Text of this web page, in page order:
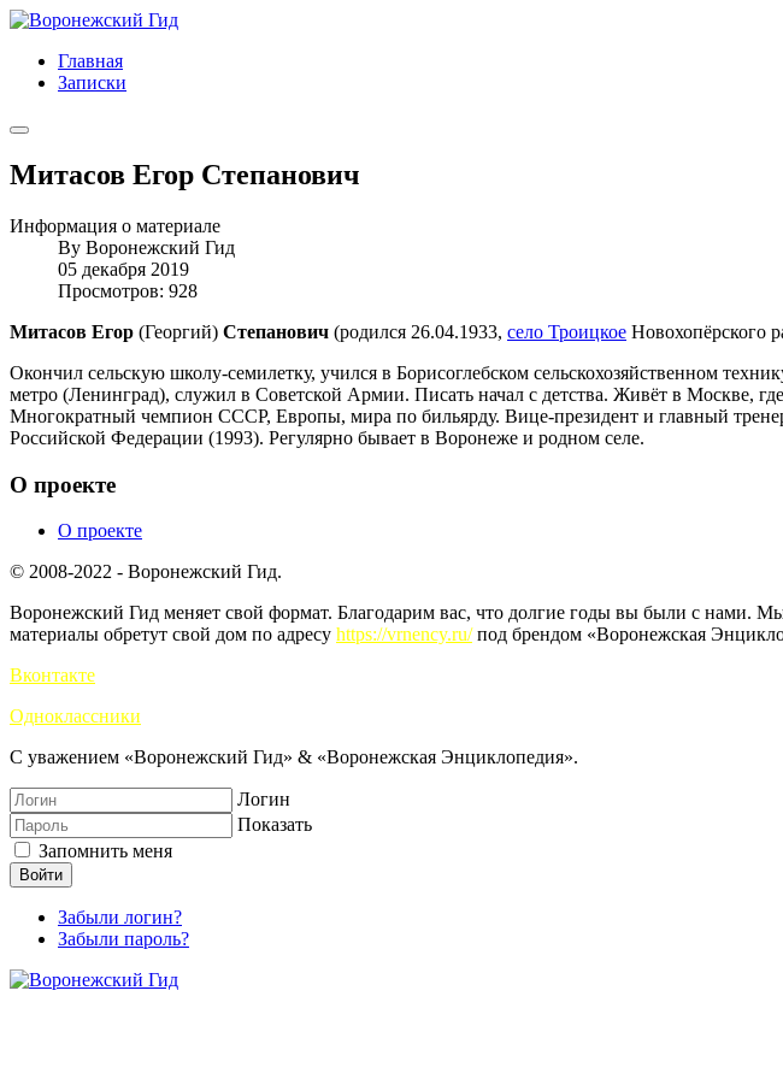
Главная
Записки
Митасов Егор Степанович
Информация о материале
By Воронежский Гид
05 декабря 2019
Просмотров: 928
Митасов Егор (Георгий) Степанович (родился 26.04.1933, село Троицкое Новохопёрского
Окончил сельскую школу-семилетку, учился в Борисоглебском сельскохозяйственном
метро (Ленинград), служил в Советской Армии. Писать начал с детства. Живёт в Москве,
Многократный чемпион СССР, Европы, мира по бильярду. Вице-президент и главный
Российской Федерации (1993). Регулярно бывает в Воронеже и родном селе.
О проекте
О проекте
© 2008-2022 - Воронежский Гид.
Воронежский Гид меняет свой формат. Благодарим вас, что долгие годы вы были с
материалы обретут свой дом по адресу https://vrnency.ru/под брендом «Воронежская
Вконтакте
Одноклассники
С уважением «Воронежский Гид» & «Воронежская Энциклопедия».
Логин
Показать
Запомнить меня
Войти
Забыли логин?
Забыли пароль?